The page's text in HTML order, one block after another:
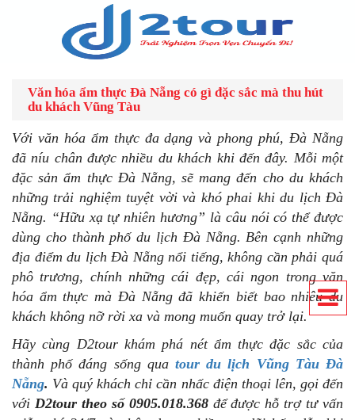
Văn hóa ẩm thực Đà Nẵng có gì đặc sắc mà thu hút
du khách Vũng Tàu
Với văn hóa ẩm thực đa dạng và phong phú, Đà Nẵng
đã níu chân được nhiều du khách khi đến đây. Mỗi một
đặc sản ẩm thực Đà Nẵng, sẽ mang đến cho du khách
những trải nghiệm tuyệt vời và khó phai khi du lịch Đà
Nẵng. “Hữu xạ tự nhiên hương” là câu nói có thể được
dùng cho thành phố du lịch Đà Nẵng. Bên cạnh những
địa điểm du lịch Đà Nẵng nổi tiếng, không cần phải quá
phô trương, chính những cái đẹp, cái ngon trong văn
hóa ẩm thực mà Đà Nẵng đã khiến biết bao nhiêu du
khách không nỡ rời xa và mong muốn quay trở lại.
Hãy cùng D2tour khám phá nét ẩm thực đặc sắc của
thành phố đáng sống qua tour du lịch Vũng Tàu Đà
Nẵng. Và quý khách chỉ cần nhấc điện thoại lên, gọi đến
với D2tour theo số 0905.018.368 để được hỗ trợ tư vấn